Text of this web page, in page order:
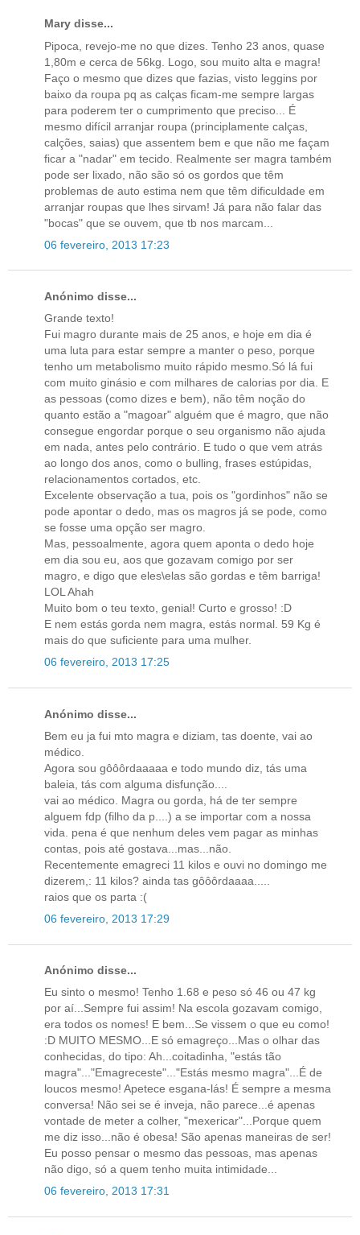
Mary disse...
Pipoca, revejo-me no que dizes. Tenho 23 anos, quase
1,80m e cerca de 56kg. Logo, sou muito alta e magra!
Faço o mesmo que dizes que fazias, visto leggins por
baixo da roupa pq as calças ficam-me sempre largas
para poderem ter o cumprimento que preciso... É
mesmo difícil arranjar roupa (principlamente calças,
calções, saias) que assentem bem e que não me façam
ficar a "nadar" em tecido. Realmente ser magra também
pode ser lixado, não são só os gordos que têm
problemas de auto estima nem que têm dificuldade em
arranjar roupas que lhes sirvam! Já para não falar das
"bocas" que se ouvem, que tb nos marcam...
06 fevereiro, 2013 17:23
Anónimo disse...
Grande texto!
Fui magro durante mais de 25 anos, e hoje em dia é
uma luta para estar sempre a manter o peso, porque
tenho um metabolismo muito rápido mesmo.Só lá fui
com muito ginásio e com milhares de calorias por dia. E
as pessoas (como dizes e bem), não têm noção do
quanto estão a "magoar" alguém que é magro, que não
consegue engordar porque o seu organismo não ajuda
em nada, antes pelo contrário. E tudo o que vem atrás
ao longo dos anos, como o bulling, frases estúpidas,
relacionamentos cortados, etc.
Excelente observação a tua, pois os "gordinhos" não se
pode apontar o dedo, mas os magros já se pode, como
se fosse uma opção ser magro.
Mas, pessoalmente, agora quem aponta o dedo hoje
em dia sou eu, aos que gozavam comigo por ser
magro, e digo que eles\elas são gordas e têm barriga!
LOL Ahah
Muito bom o teu texto, genial! Curto e grosso! :D
E nem estás gorda nem magra, estás normal. 59 Kg é
mais do que suficiente para uma mulher.
06 fevereiro, 2013 17:25
Anónimo disse...
Bem eu ja fui mto magra e diziam, tas doente, vai ao
médico.
Agora sou gôôôrdaaaaa e todo mundo diz, tás uma
baleia, tás com alguma disfunção....
vai ao médico. Magra ou gorda, há de ter sempre
alguem fdp (filho da p....) a se importar com a nossa
vida. pena é que nenhum deles vem pagar as minhas
contas, pois até gostava...mas...não.
Recentemente emagreci 11 kilos e ouvi no domingo me
dizerem,: 11 kilos? ainda tas gôôôrdaaaa.....
raios que os parta :(
06 fevereiro, 2013 17:29
Anónimo disse...
Eu sinto o mesmo! Tenho 1.68 e peso só 46 ou 47 kg
por aí...Sempre fui assim! Na escola gozavam comigo,
era todos os nomes! E bem...Se vissem o que eu como!
:D MUITO MESMO...E só emagreço...Mas o olhar das
conhecidas, do tipo: Ah...coitadinha, "estás tão
magra"..."Emagreceste"..."Estás mesmo magra"...É de
loucos mesmo! Apetece esgana-lás! É sempre a mesma
conversa! Não sei se é inveja, não parece...é apenas
vontade de meter a colher, "mexericar"...Porque quem
me diz isso...não é obesa! São apenas maneiras de ser!
Eu posso pensar o mesmo das pessoas, mas apenas
não digo, só a quem tenho muita intimidade...
06 fevereiro, 2013 17:31